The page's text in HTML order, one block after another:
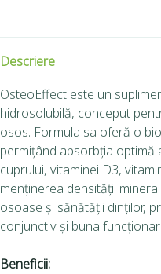
Descriere
OsteoEffect este un
hidrosolubilă, conceput
osos. Formula sa oferă o
permițând absorbția optimă
cuprului, vitaminei D3,
menținerea densității
osoase și sănătății dinților,
conjunctiv și buna
Beneficii: